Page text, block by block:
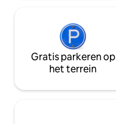
Gratis parkeren op
het terrein